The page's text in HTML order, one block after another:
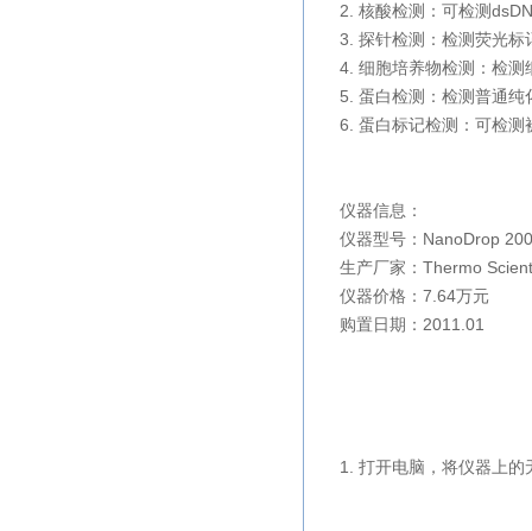
2. 核酸检测：可检测
3. 探针检测：检测荧光
4. 细胞培养物检测：检
5. 蛋白检测：检测普通
6. 蛋白标记检测：可检
仪器信息：
仪器型号： NanoDrop
生产厂家： Thermo
仪器价格：7.64万元
购置日期：2011.01
1. 打开电脑，将仪器上的